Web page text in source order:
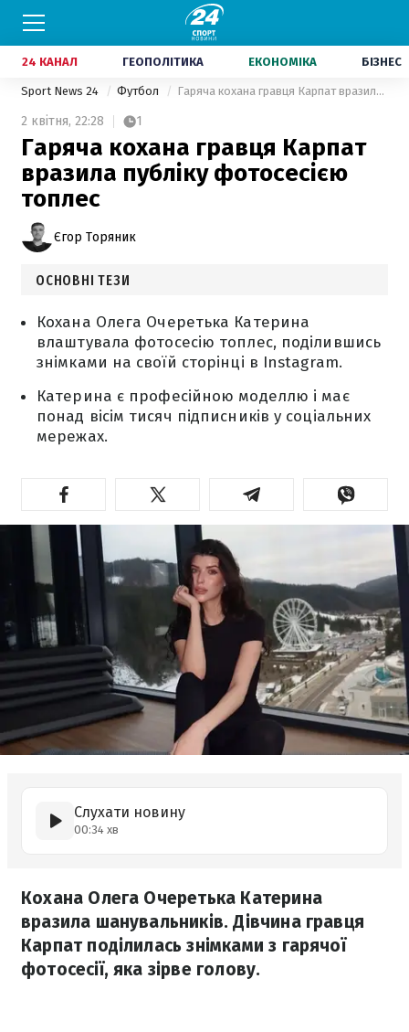
24 КАНАЛ ГЕОПОЛІТИКА ЕКОНОМІКА БІЗНЕС
Sport News 24 Футбол Гаряча кохана гравця Карпат вразила публіку фотосесією топлес
2 квітня, 22:28 1
Гаряча кохана гравця Карпат
вразила публіку фотосесією
топлес
Єгор Торяник
ОСНОВНІ ТЕЗИ
Кохана Олега Очеретька Катерина
влаштувала фотосесію топлес, поділившись
знімками на своїй сторінці в Instagram.
Катерина є професійною моделлю і має
понад вісім тисяч підписників у соціальних
мережах.
Слухати новину
00:34 хв
Кохана Олега Очеретька Катерина
вразила шанувальників. Дівчина гравця
Карпат поділилась знімками з гарячої
фотосесії, яка зірве голову.